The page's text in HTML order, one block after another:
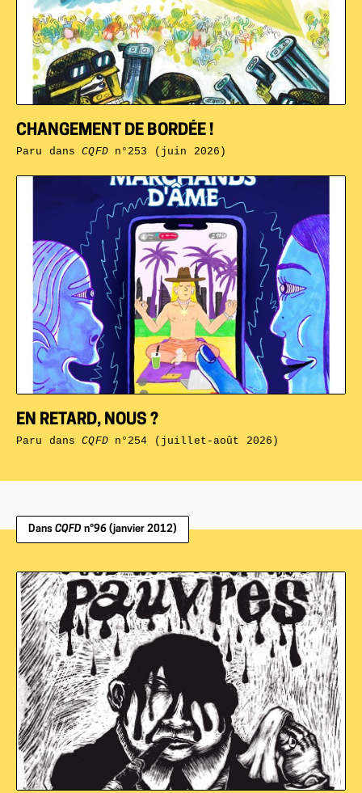
EN RETARD, NOUS ?
Paru dansCQFDn°254 (juillet-août 2026)
CHANGEMENT DE BORDÉE !
Paru dansCQFDn°253 (juin 2026)
Dans CQFD n°96 (janvier 2012)